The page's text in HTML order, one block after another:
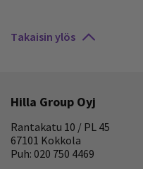
Takaisin ylös
Hilla Group Oyj
Rantakatu 10 / PL 45
67101 Kokkola
Puh: 020 750 4469